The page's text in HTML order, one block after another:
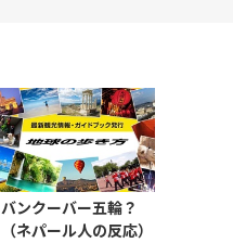
バンクーバー五輪？
（ネパール人の反応）